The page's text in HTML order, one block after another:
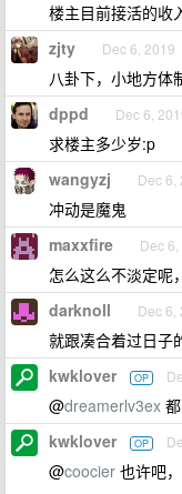
楼主目前接活的收
zjty Dec 6, 2019
八卦下，小地方体
dppd Dec 6,
求楼主多少岁:p
wangyzj Dec 6,
冲动是魔鬼
maxxfire Dec
怎么这么不淡定呢
darknoll Dec 6,
就跟凑合着过日子
kwklover OP
@dreamerlv3ex
kwklover OP
@coocier 也许吧